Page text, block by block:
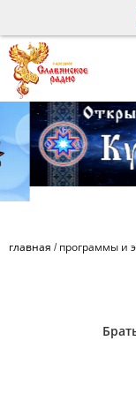
главная / программы и